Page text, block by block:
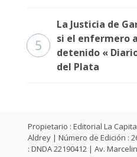
5
La Justicia de
si el enfermero
detenido «
del Plata
Propietario : Editorial La
Aldrey | Número de Edición :
: DNDA 22190412 | Av.